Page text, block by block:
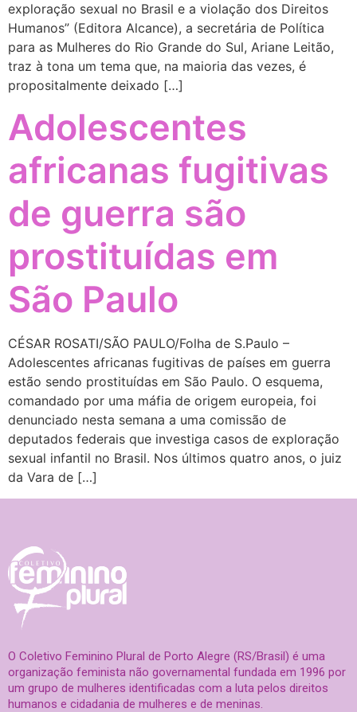
exploração sexual no Brasil e a violação dos Direitos
Humanos” (Editora Alcance), a secretária de Política
para as Mulheres do Rio Grande do Sul, Ariane Leitão,
traz à tona um tema que, na maioria das vezes, é
propositalmente deixado […]
Adolescentes
africanas fugitivas
de guerra são
prostituídas em
São Paulo
CÉSAR ROSATI/SÃO PAULO/Folha de S.Paulo –
Adolescentes africanas fugitivas de países em guerra
estão sendo prostituídas em São Paulo. O esquema,
comandado por uma máfia de origem europeia, foi
denunciado nesta semana a uma comissão de
deputados federais que investiga casos de exploração
sexual infantil no Brasil. Nos últimos quatro anos, o juiz
da Vara de […]
O Coletivo Feminino Plural de Porto Alegre (RS/Brasil) é uma
organização feminista não governamental fundada em 1996 por
um grupo de mulheres identificadas com a luta pelos direitos
humanos e cidadania de mulheres e de meninas.